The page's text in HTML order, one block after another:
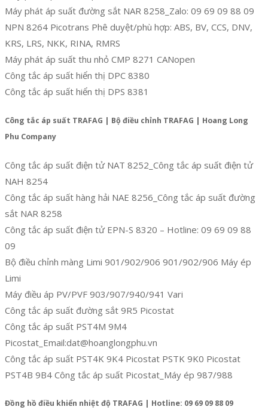
Máy phát áp suất đường sắt NAR 8258_Zalo: 09 69 09 88 09
NPN 8264 Picotrans Phê duyệt/phù hợp: ABS, BV, CCS, DNV,
KRS, LRS, NKK, RINA, RMRS
Máy phát áp suất thu nhỏ CMP 8271 CANopen
Công tắc áp suất hiển thị DPC 8380
Công tắc áp suất hiển thị DPS 8381
Công tắc áp suất TRAFAG | Bộ điều chỉnh TRAFAG | Hoang Long
Phu Company
Công tắc áp suất điện tử NAT 8252_Công tắc áp suất điện tử
NAH 8254
Công tắc áp suất hàng hải NAE 8256_Công tắc áp suất đường
sắt NAR 8258
Công tắc áp suất điện tử EPN-S 8320 – Hotline: 09 69 09 88
09
Bộ điều chỉnh màng Limi 901/902/906 901/902/906 Máy ép
Limi
Máy điều áp PV/PVF 903/907/940/941 Vari
Công tắc áp suất đường sắt 9R5 Picostat
Công tắc áp suất PST4M 9M4
Picostat_Email:dat@hoanglongphu.vn
Công tắc áp suất PST4K 9K4 Picostat PSTK 9K0 Picostat
PST4B 9B4 Công tắc áp suất Picostat_Máy ép 987/988
Đồng hồ điều khiển nhiệt độ TRAFAG | Hotline: 09 69 09 88 09